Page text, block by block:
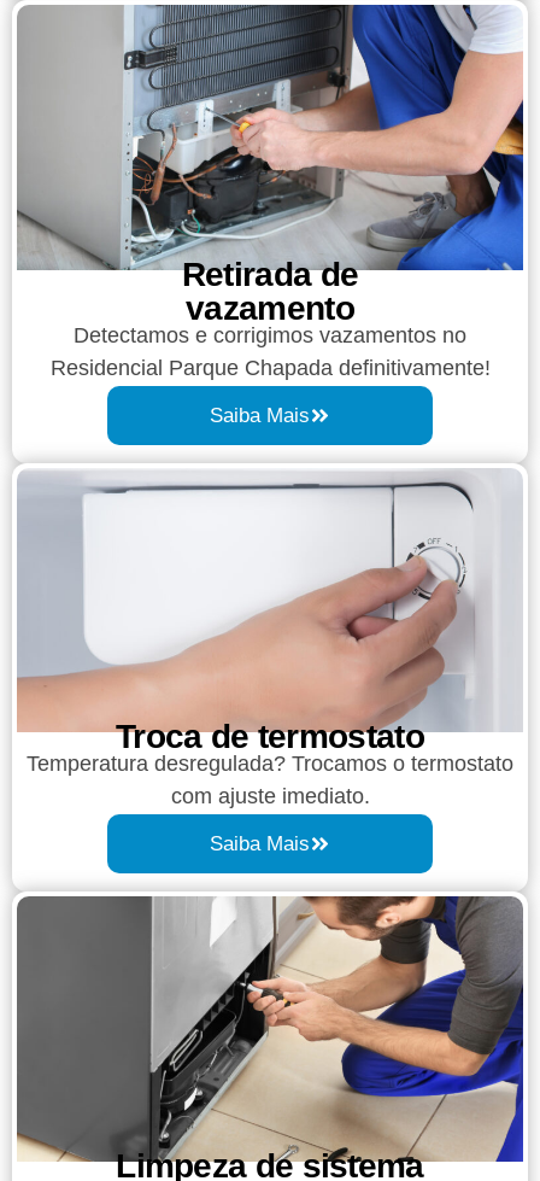
Retirada de
vazamento​​
Detectamos e corrigimos vazamentos no
Residencial Parque Chapada definitivamente!
Saiba Mais
Troca de termostato
Temperatura desregulada? Trocamos o termostato
com ajuste imediato.
Saiba Mais
Limpeza de sistema